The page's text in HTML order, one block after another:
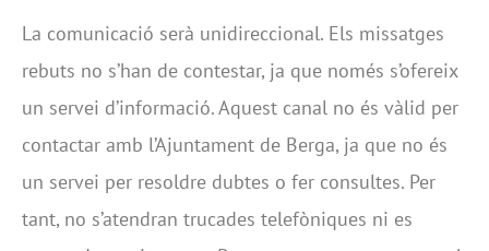
La comunicació serà unidireccional. Els missatges
rebuts no s’han de contestar, ja que només s’ofereix
un servei d’informació. Aquest canal no és vàlid per
contactar amb l’Ajuntament de Berga, ja que no és
un servei per resoldre dubtes o fer consultes. Per
tant, no s’atendran trucades telefòniques ni es